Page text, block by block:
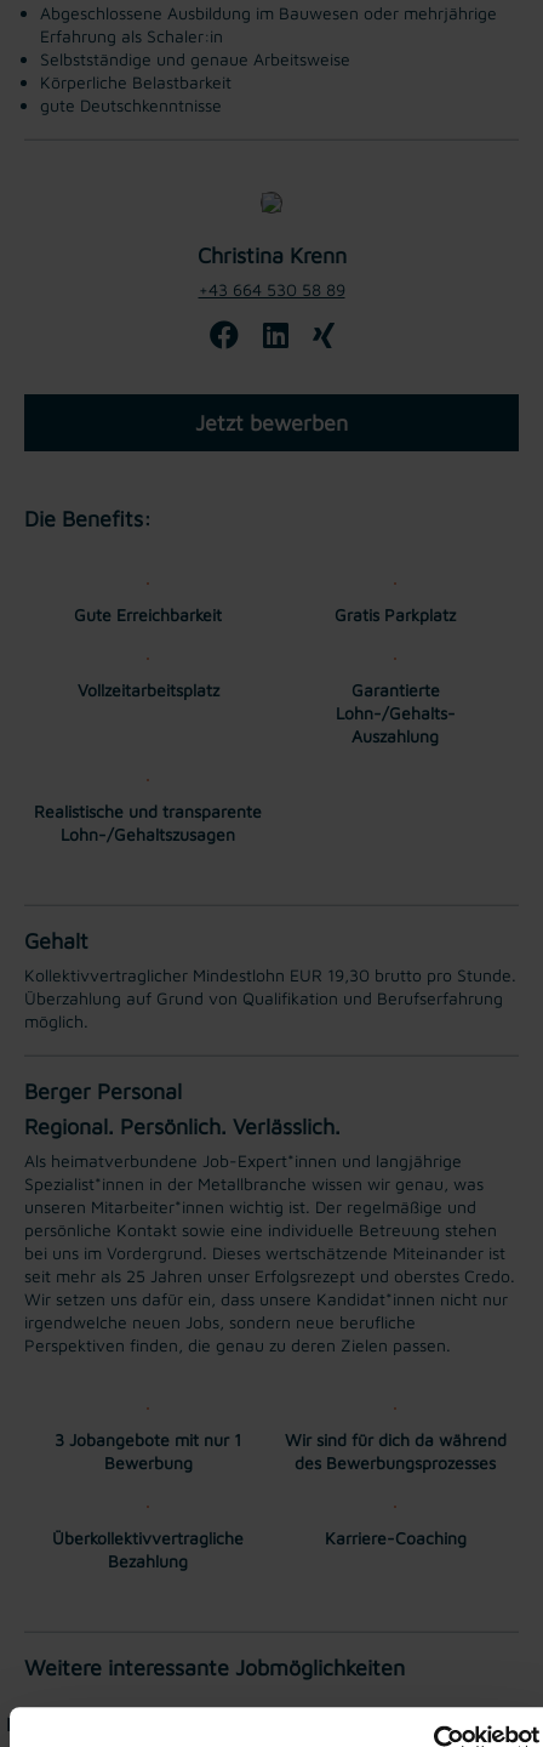
Abgeschlossene Ausbildung im Bauwesen oder mehrjährige
Erfahrung als Schaler:in
Selbstständige und genaue Arbeitsweise
Körperliche Belastbarkeit
gute Deutschkenntnisse
Christina Krenn
+43 664 530 58 89
Jetzt bewerben
Die Benefits:
Gute Erreichbarkeit Gratis Parkplatz
Vollzeitarbeitsplatz
Garantierte
Lohn-/Gehalts-
Auszahlung
Realistische und transparente
Lohn-/Gehaltszusagen
Gehalt
Kollektivvertraglicher Mindestlohn EUR 19,30 brutto pro Stunde.
Überzahlung auf Grund von Qualifikation und Berufserfahrung
möglich.
Berger Personal
Regional. Persönlich. Verlässlich.
Als heimatverbundene Job-Expert*innen und langjährige
Spezialist*innen in der Metallbranche wissen wir genau, was
unseren Mitarbeiter*innen wichtig ist. Der regelmäßige und
persönliche Kontakt sowie eine individuelle Betreuung stehen
bei uns im Vordergrund. Dieses wertschätzende Miteinander ist
seit mehr als 25 Jahren unser Erfolgsrezept und oberstes Credo.
Wir setzen uns dafür ein, dass unsere Kandidat*innen nicht nur
irgendwelche neuen Jobs, sondern neue berufliche
Perspektiven finden, die genau zu deren Zielen passen.
3 Jobangebote mit nur 1
Bewerbung
Wir sind für dich da während
des Bewerbungsprozesses
Überkollektivvertragliche
Bezahlung
Karriere-Coaching
Weitere interessante Jobmöglichkeiten
Kommissionierer Intralogistik in Elsbethen - Vollzeit (m/w/d)